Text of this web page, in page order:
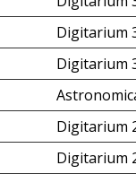
Digitarium
Digitarium
Digitarium
Digitarium